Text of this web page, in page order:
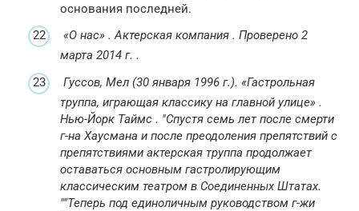
основания последней.
«О нас» .Актерская компания . Проверено 2
марта 2014 г. .
Гуссов, Мел (30 января 1996 г.). «Гастрольная
труппа, играющая классику на главной улице» .
Нью-Йорк Таймс .
Спустя семь лет после смерти
г-на Хаусмана и после преодоления препятствий с
препятствиями актерская труппа продолжает
оставаться основным гастролирующим
классическим театром в Соединенных Штатах.
Теперь под единоличным руководством г-жи